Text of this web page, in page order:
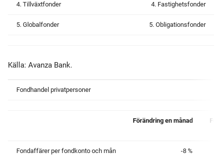
4. Tillväxtfonder 4. Fastighetsfonder
5. Globalfonder 5. Obligationsfonder
Källa: Avanza Bank.
Fondhandel privatpersoner
Förändring en månad
Fondaffärer per fondkonto och mån -8 %